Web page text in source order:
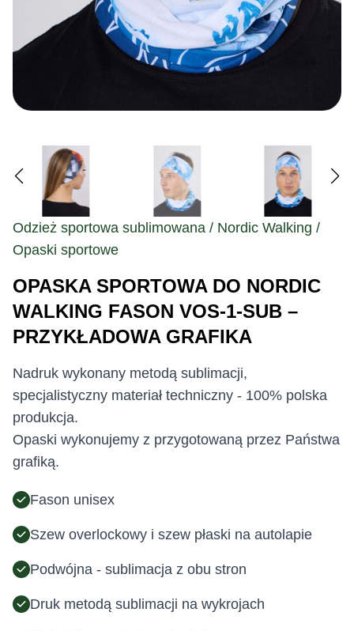
Odzież sportowa sublimowana / Nordic Walking /
Opaski sportowe
OPASKA SPORTOWA DO NORDIC
WALKING FASON VOS-1-SUB –
PRZYKŁADOWA GRAFIKA
Nadruk wykonany metodą sublimacji,
specjalistyczny materiał techniczny - 100% polska
produkcja.
Opaski wykonujemy z przygotowaną przez Państwa
grafiką.
Fason unisex
Szew overlockowy i szew płaski na autolapie
Podwójna - sublimacja z obu stron
Druk metodą sublimacji na wykrojach